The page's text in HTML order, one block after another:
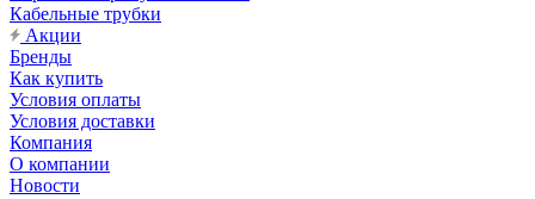
Кабельные трубки
Акции
Бренды
Как купить
Условия оплаты
Условия доставки
Компания
О компании
Новости